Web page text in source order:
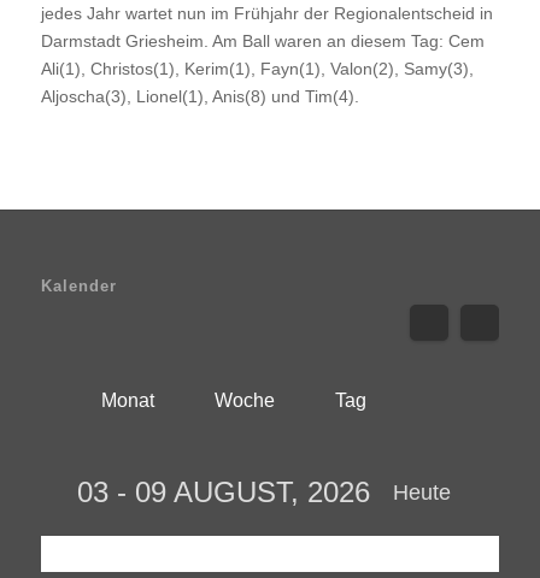
jedes Jahr wartet nun im Frühjahr der Regionalentscheid in
Darmstadt Griesheim. Am Ball waren an diesem Tag: Cem
Ali(1), Christos(1), Kerim(1), Fayn(1), Valon(2), Samy(3),
Aljoscha(3), Lionel(1), Anis(8) und Tim(4).
Kalender
Monat Woche Tag
Heute
03 - 09 AUGUST, 2026